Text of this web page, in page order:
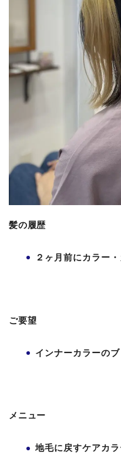
髪の履歴
２ヶ月前にカラー・
ご要望
インナーカラーの
メニュー
地毛に戻すケアカ